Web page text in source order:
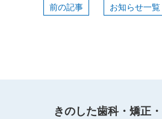
前の記事 お知らせ一覧
きのした歯科・矯正